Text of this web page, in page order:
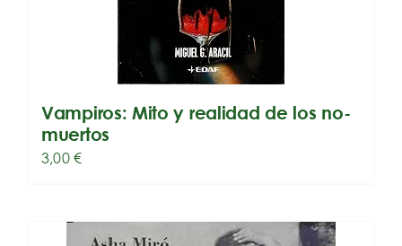
Vampiros: Mito y realidad de los no-
muertos
3,00€